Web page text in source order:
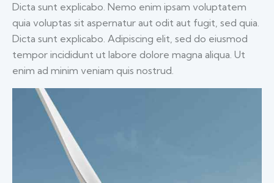
Dicta sunt explicabo. Nemo enim ipsam voluptatem
quia voluptas sit aspernatur aut odit aut fugit, sed quia.
Dicta sunt explicabo. Adipiscing elit, sed do eiusmod
tempor incididunt ut labore dolore magna aliqua. Ut
enim ad minim veniam quis nostrud.